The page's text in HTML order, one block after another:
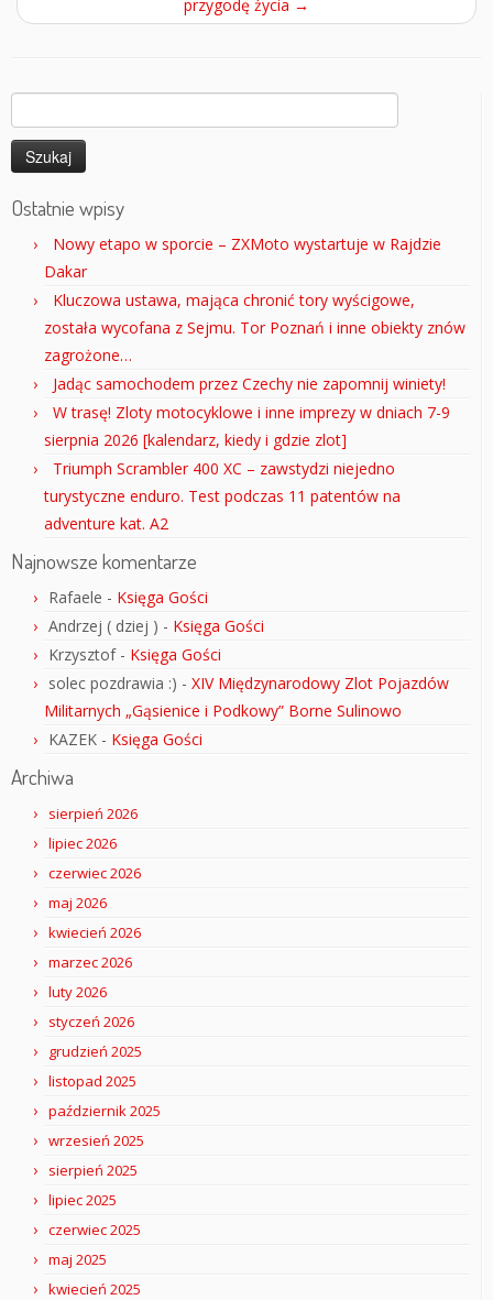
przygodę życia →
Szukaj:
Ostatnie wpisy
Nowy etapo w sporcie – ZXMoto wystartuje w Rajdzie
Dakar
Kluczowa ustawa, mająca chronić tory wyścigowe,
została wycofana z Sejmu. Tor Poznań i inne obiekty znów
zagrożone…
Jadąc samochodem przez Czechy nie zapomnij winiety!
W trasę! Zloty motocyklowe i inne imprezy w dniach 7-9
sierpnia 2026 [kalendarz, kiedy i gdzie zlot]
Triumph Scrambler 400 XC – zawstydzi niejedno
turystyczne enduro. Test podczas 11 patentów na
adventure kat. A2
Najnowsze komentarze
Rafaele - Księga Gości
Andrzej ( dziej ) - Księga Gości
Krzysztof- Księga Gości
solec pozdrawia :) - XIV Międzynarodowy Zlot Pojazdów
Militarnych „Gąsienice i Podkowy” Borne Sulinowo
KAZEK - Księga Gości
Archiwa
sierpień 2026
lipiec 2026
czerwiec 2026
maj 2026
kwiecień 2026
marzec 2026
luty 2026
styczeń 2026
grudzień 2025
listopad 2025
październik 2025
wrzesień 2025
sierpień 2025
lipiec 2025
czerwiec 2025
maj 2025
kwiecień 2025